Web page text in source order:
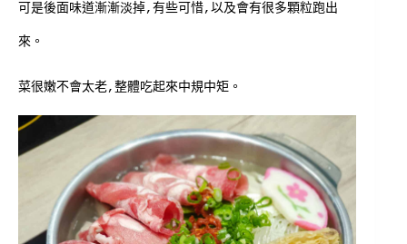
可是後面味道漸漸淡掉,有些可惜,以及會有很多顆粒跑出
來。
菜很嫩不會太老,整體吃起來中規中矩。